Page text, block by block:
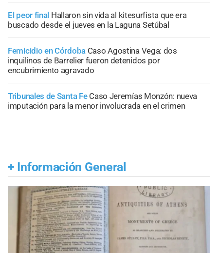
El peor final Hallaron sin vida al kitesurfista que era
buscado desde el jueves en la Laguna Setúbal
Femicidio en Córdoba Caso Agostina Vega: dos
inquilinos de Barrelier fueron detenidos por
encubrimiento agravado
Tribunales de Santa Fe Caso Jeremías Monzón: nueva
imputación para la menor involucrada en el crimen
+ Información General